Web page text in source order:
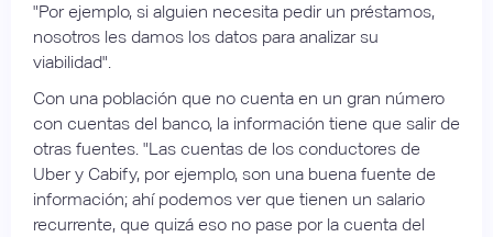
"Por ejemplo, si alguien necesita pedir un préstamos,
nosotros les damos los datos para analizar su
viabilidad".
Con una población que no cuenta en un gran número
con cuentas del banco, la información tiene que salir de
otras fuentes. "Las cuentas de los conductores de
Uber y Cabify, por ejemplo, son una buena fuente de
información; ahí podemos ver que tienen un salario
recurrente, que quizá eso no pase por la cuenta del